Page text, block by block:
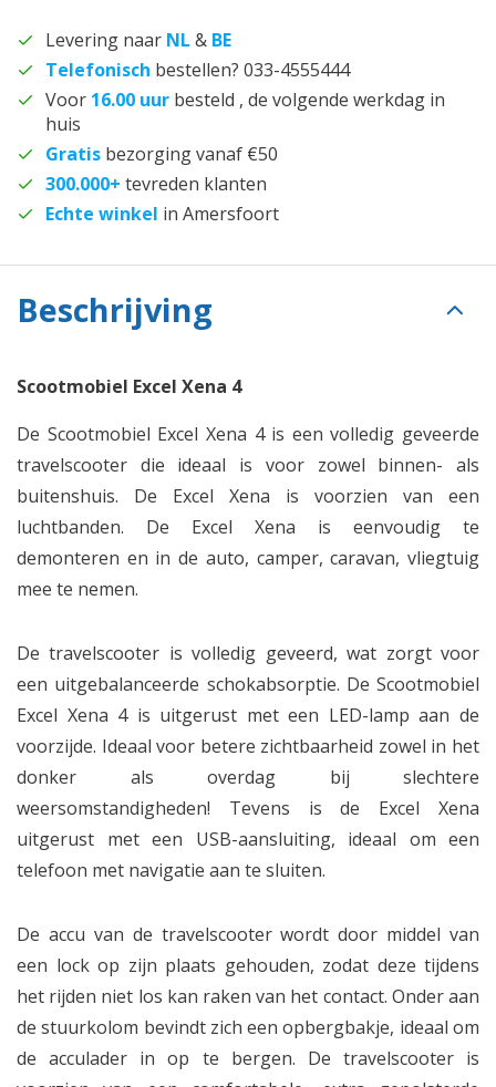
Levering naar NL & BE
Telefonisch bestellen? 033-4555444
Voor 16.00 uur besteld , de volgende werkdag in
huis
Gratis bezorging vanaf €50
300.000+ tevreden klanten
Echte winkel in Amersfoort
Beschrijving
Scootmobiel Excel Xena 4
De Scootmobiel Excel Xena 4 is een volledig geveerde
travelscooter die ideaal is voor zowel binnen- als
buitenshuis. De Excel Xena is voorzien van een
luchtbanden. De Excel Xena is eenvoudig te
demonteren en in de auto, camper, caravan, vliegtuig
mee te nemen.
De travelscooter is volledig geveerd, wat zorgt voor
een uitgebalanceerde schokabsorptie. De Scootmobiel
Excel Xena 4 is uitgerust met een LED-lamp aan de
voorzijde. Ideaal voor betere zichtbaarheid zowel in het
donker als overdag bij slechtere
weersomstandigheden! Tevens is de Excel Xena
uitgerust met een USB-aansluiting, ideaal om een
telefoon met navigatie aan te sluiten.
De accu van de travelscooter wordt door middel van
een lock op zijn plaats gehouden, zodat deze tijdens
het rijden niet los kan raken van het contact. Onder aan
de stuurkolom bevindt zich een opbergbakje, ideaal om
de acculader in op te bergen. De travelscooter is